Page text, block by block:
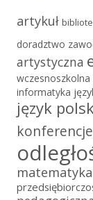
artykuł
doradztwo
artystyczna
wczesnoszkolna
informatyka
język
konferencje
matematyka